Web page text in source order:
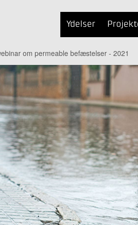
Ydelser
om permeable befæstelser - 2021